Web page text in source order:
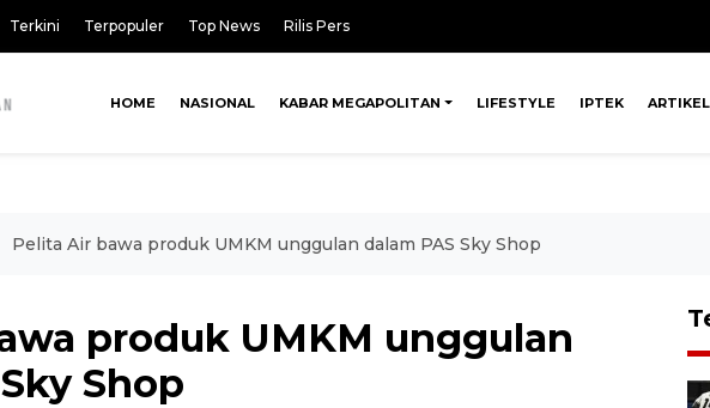
Terkini Terpopuler Top News Rilis Pers
HOME NASIONAL KABAR MEGAPOLITAN LIFESTYLE IPTEK ARTIKEL
Pelita Air bawa produk UMKM unggulan dalam PAS Sky Shop
produk UMKM unggulan
Shop